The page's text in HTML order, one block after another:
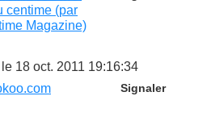
centime (par
Magazine)
le 18 oct. 2011 19:16:34
Signaler